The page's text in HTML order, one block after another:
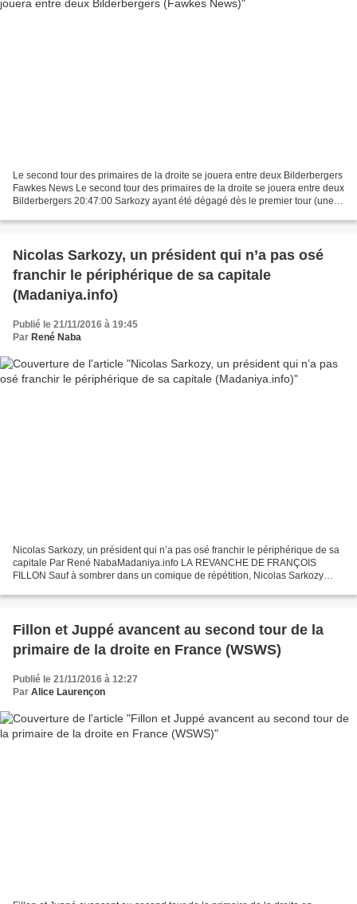
Le second tour des primaires de la droite se jouera entre deux Bilderbergers
Fawkes News Le second tour des primaires de la droite se jouera entre deux
Bilderbergers 20:47:00 Sarkozy ayant été dégagé dès le premier tour (une
Nicolas Sarkozy, un président qui n’a pas osé
franchir le périphérique de sa capitale
(Madaniya.info)
Publié le 21/11/2016 à 19:45
Par René Naba
Nicolas Sarkozy, un président qui n’a pas osé franchir le périphérique de sa
capitale Par René NabaMadaniya.info LA REVANCHE DE FRANÇOIS
FILLON Sauf à sombrer dans un comique de répétition, Nicolas Sarkozy
Fillon et Juppé avancent au second tour de la
primaire de la droite en France (WSWS)
Publié le 21/11/2016 à 12:27
Par Alice Laurençon